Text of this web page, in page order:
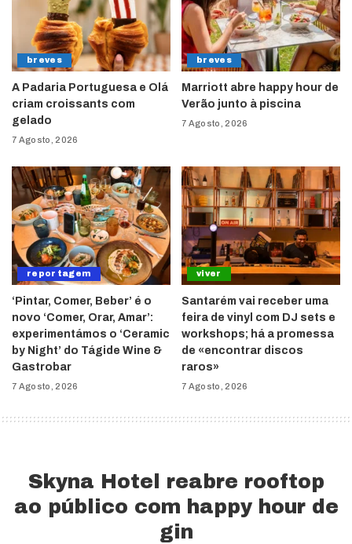
breves
A Padaria Portuguesa e Olá
criam croissants com
gelado
7 Agosto, 2026
breves
Marriott abre happy hour de
Verão junto à piscina
7 Agosto, 2026
reportagem
‘Pintar, Comer, Beber’ é o
novo ‘Comer, Orar, Amar’:
experimentámos o ‘Ceramic
by Night’ do Tágide Wine &
Gastrobar
7 Agosto, 2026
viver
Santarém vai receber uma
feira de vinyl com DJ sets e
workshops; há a promessa
de «encontrar discos
raros»
7 Agosto, 2026
Skyna Hotel reabre rooftop
ao público com happy hour de
gin